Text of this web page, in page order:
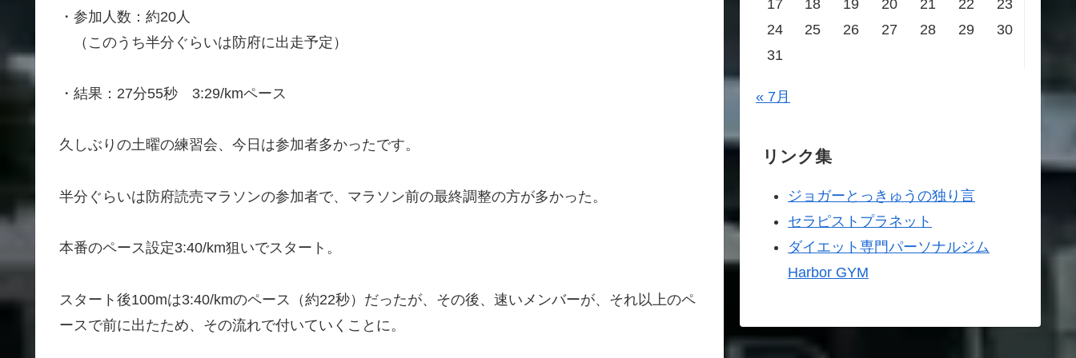
・参加人数：約20人
（このうち半分ぐらいは防府に出走予定）
・結果：27分55秒 3:29/kmペース
久しぶりの土曜の練習会、今日は参加者多かったです。
半分ぐらいは防府読売マラソンの参加者で、マラソン前の最終調整の方が多かった。
本番のペース設定3:40/km狙いでスタート。
スタート後100mは3:40/kmのペース（約22秒）だったが、その後、速いメンバーが、それ以上のペ
ースで前に出たため、その流れで付いていくことに。
17 18 19 20 21 22
23
24
25 26 27 28 29
30
31
« 7月
リンク集
ジョガーとっきゅうの独り言
セラピストプラネット
ダイエット専門パーソナルジム
Harbor GYM